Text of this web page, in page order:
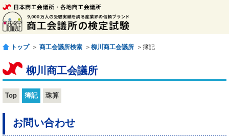
トップ ＞ 商工会議所検索 ＞ 柳川商工会議所 ＞簿記
柳川商工会議所
Top 簿記 珠算
お問い合わせ